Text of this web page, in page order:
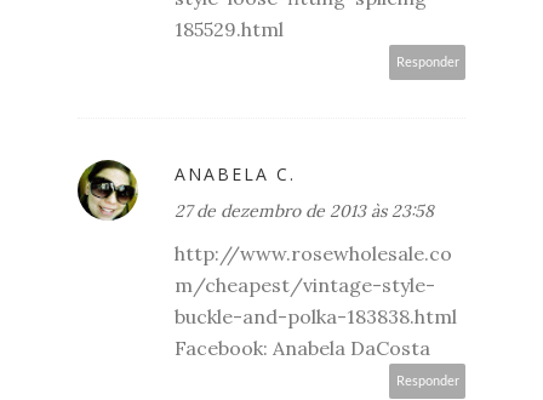
185529.html
Responder
ANABELA C.
27 de dezembro de 2013 às 23:58
http://www.rosewholesale.co
m/cheapest/vintage-style-
buckle-and-polka-183838.html
Facebook: Anabela DaCosta
Responder